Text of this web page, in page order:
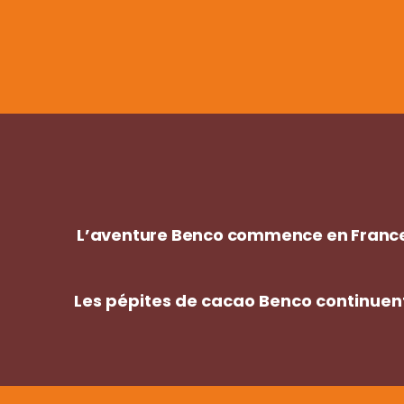
L’aventure Benco commence en
Les pépites de cacao Benco